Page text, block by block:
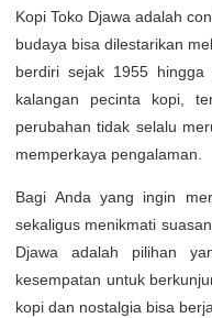
Kopi Toko Djawa adalah
budaya bisa dilestarikan
berdiri sejak 1955
kalangan pecinta kopi,
perubahan tidak selalu
memperkaya pengalaman.
Bagi Anda yang ingin
sekaligus menikmati
Djawa adalah pilihan
kesempatan untuk
kopi dan nostalgia bisa